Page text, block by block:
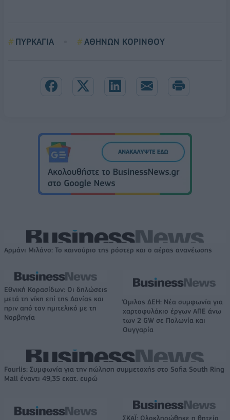
ΠΥΡΚΑΓΙΑ ΑΘΗΝΩΝ ΚΟΡΙΝΘΟΥ
Αρμάνι Μιλάνο: Το καινούριο της ρόστερ και ο αέρας ανανέωσης
Εθνική Κορασίδων: Οι δηλώσεις
μετά τη νίκη επί της Δανίας και
πριν από τον ημιτελικό με τη
Νορβηγία
Όμιλος ΔΕΗ: Νέα συμφωνία για
χαρτοφυλάκιο έργων ΑΠΕ άνω
των 2 GW σε Πολωνία και
Ουγγαρία
Fourlis: Συμφωνία για την πώληση συμμετοχής στο Sofia South Ring
Mall έναντι 49,35 εκατ. ευρώ
ΣΚΑΪ: Ολοκληρώθηκε η θητεία